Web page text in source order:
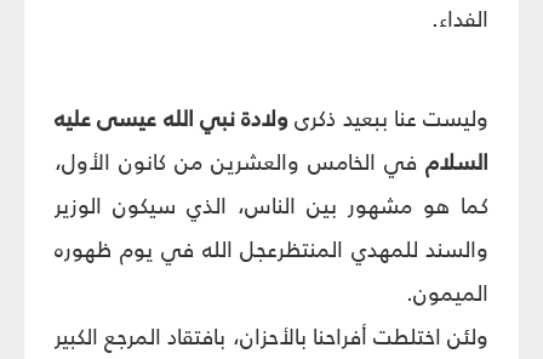
الفداء.
وليست عنا ببعيد ذكرىولادة نبي الله عيسى عليه
السلام في الخامس والعشرين من كانون الأول،
كما هو مشهور بين الناس، الذي سيكون الوزير
والسند للمهدي المنتظرعجل الله في يوم ظهوره
الميمون.
ولئن اختلطت أفراحنا بالأحزان، بافتقاد المرجع الكبير